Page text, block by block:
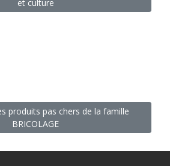
et culture
produits pas chers de la famille
BRICOLAGE